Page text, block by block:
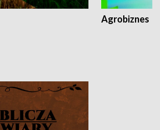
Agrobiznes